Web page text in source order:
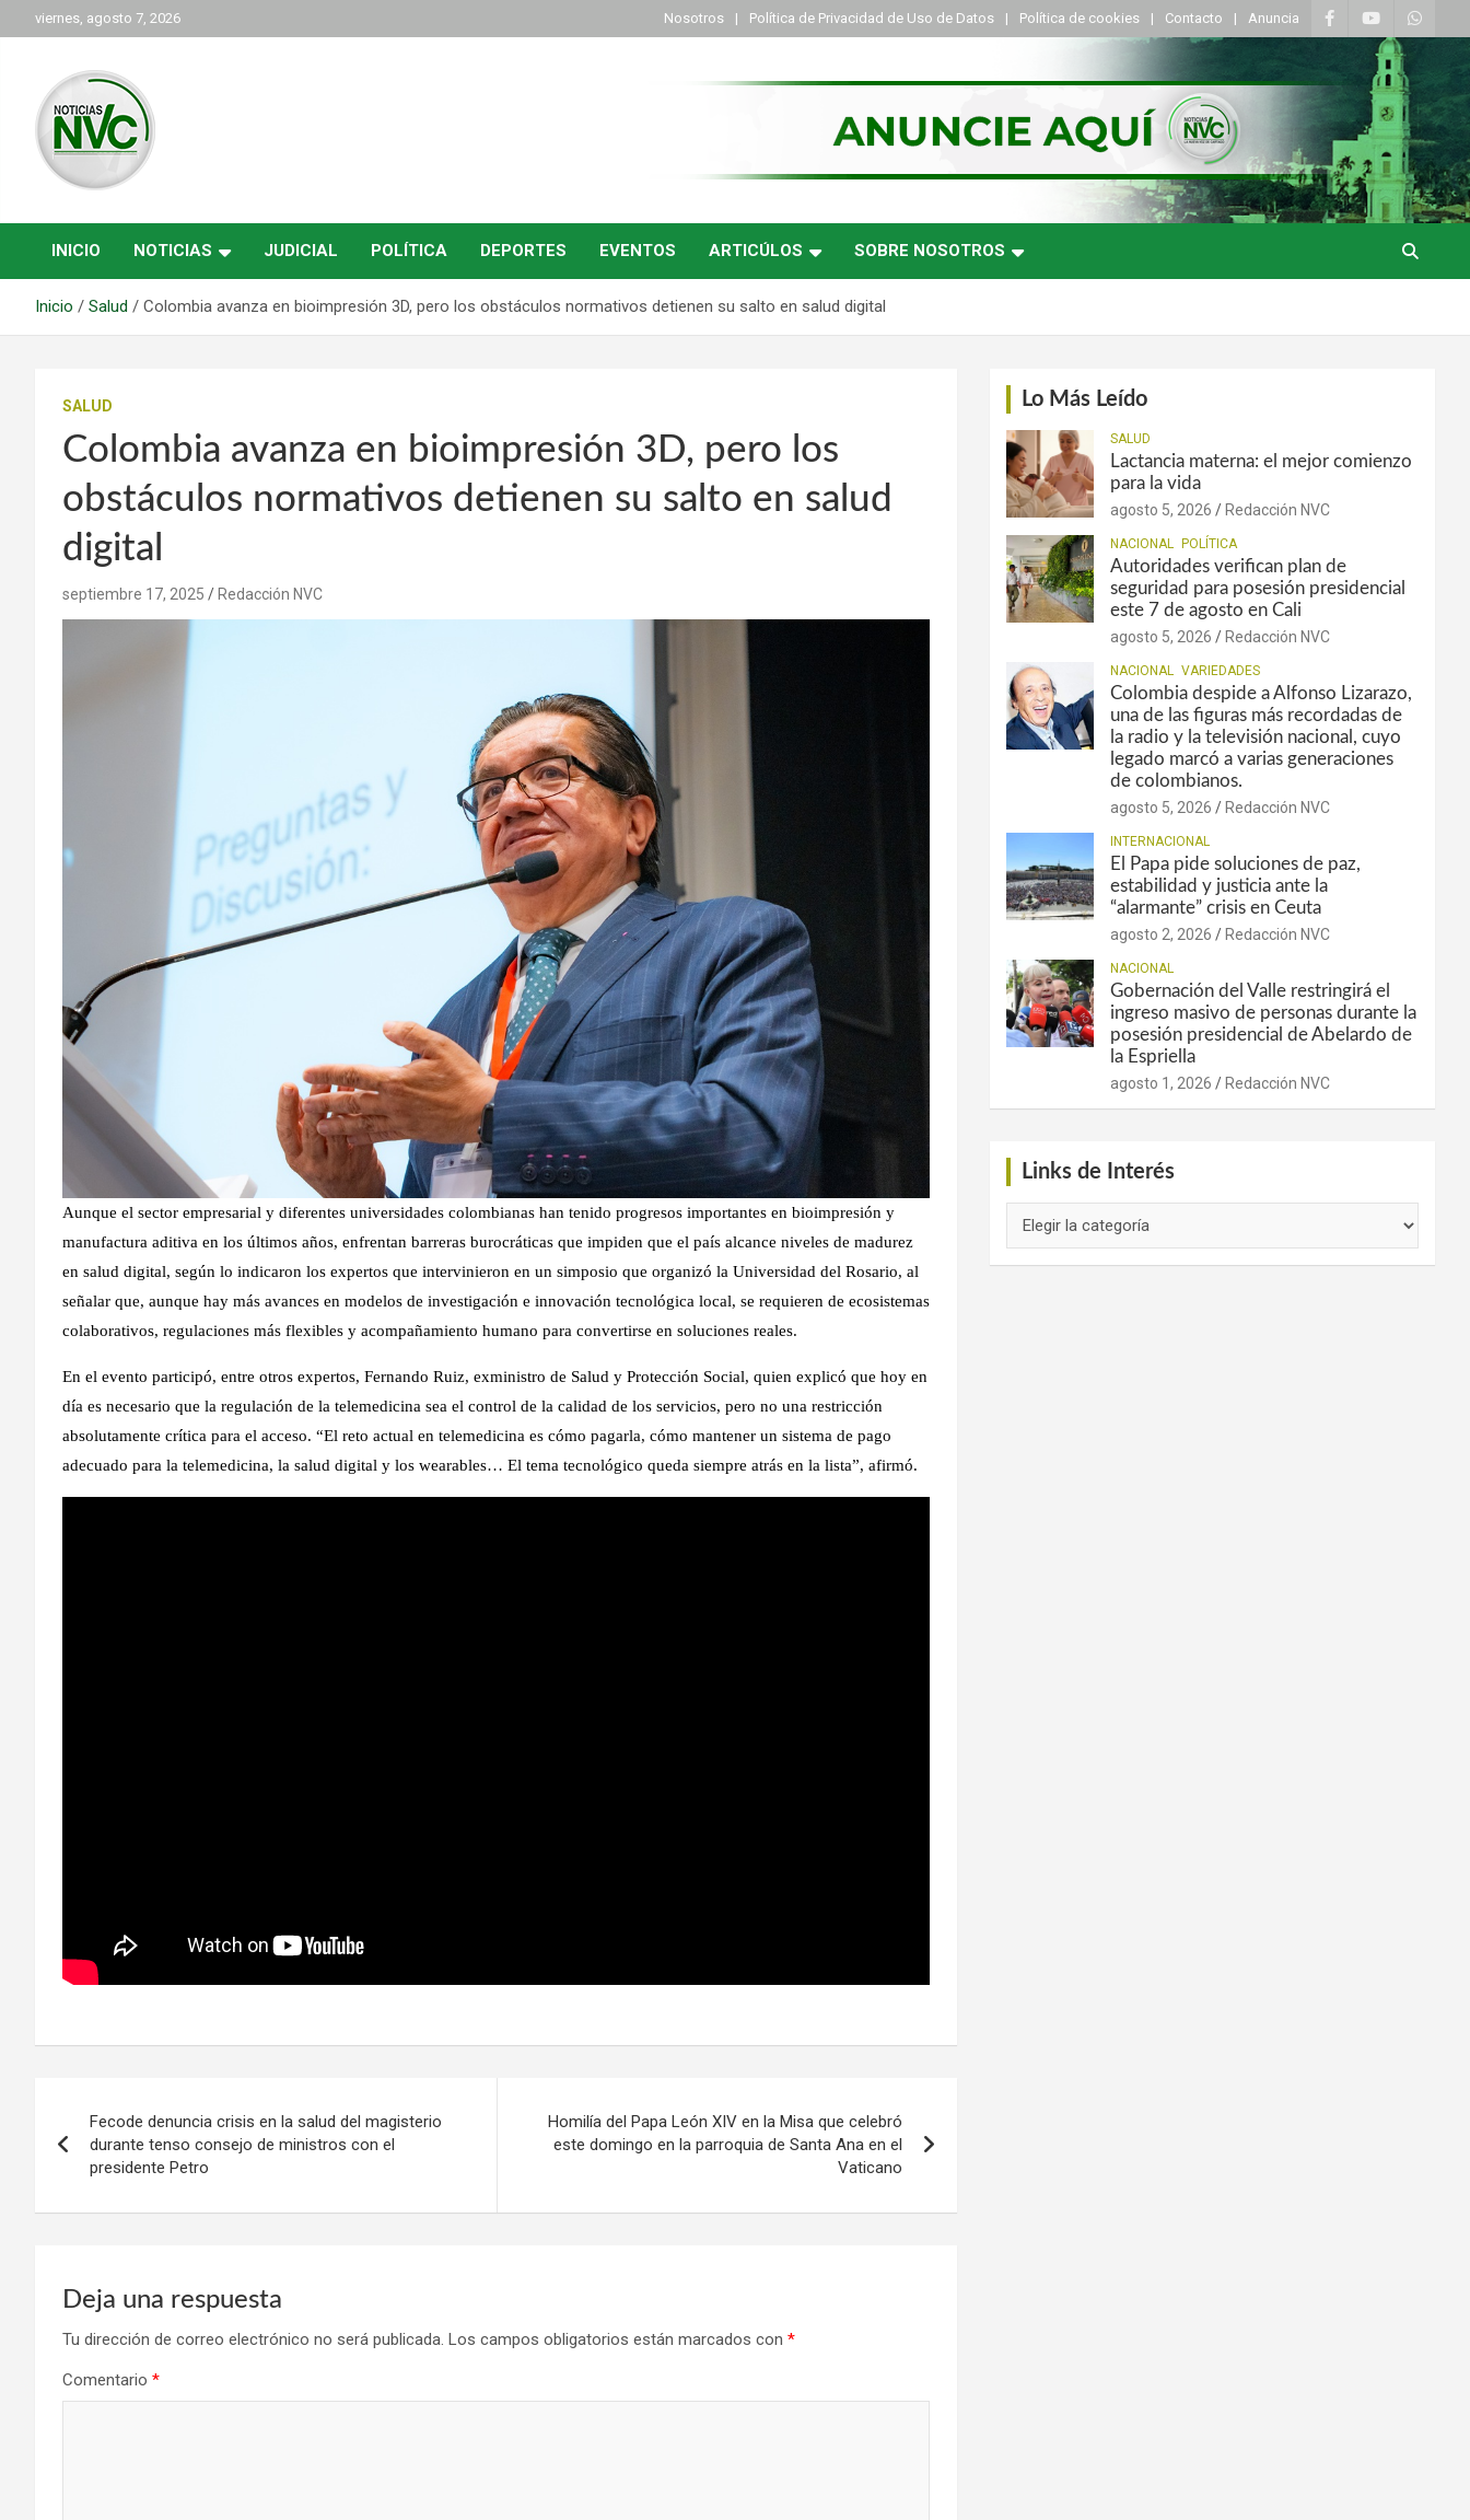
al
viernes, agosto 7, 2026 Nosotros Política de Privacidad de Uso de Datos Política de cookies Contacto Anuncia
NVC Noticias
INICIO NOTICIAS JUDICIAL POLÍTICA DEPORTES EVENTOS ARTICÚLOS SOBRE NOSOTROS
Inicio Salud Colombia avanza en bioimpresión 3D, pero los obstáculos normativos detienen su salto en salud digital
SALUD
Colombia avanza en bioimpresión 3D, pero los
obstáculos normativos detienen su salto en salud
digital
septiembre 17, 2025 Redacción NVC
Aunque el sector empresarial y diferentes universidades colombianas han tenido progresos importantes en bioimpresión y
manufactura aditiva en los últimos años, enfrentan barreras burocráticas que impiden que el país alcance niveles de madurez
en salud digital, según lo indicaron los expertos que intervinieron en un simposio que organizó la Universidad del Rosario, al
señalar que, aunque hay más avances en modelos de investigación e innovación tecnológica local, se requieren de ecosistemas
colaborativos, regulaciones más flexibles y acompañamiento humano para convertirse en soluciones reales.
En el evento participó, entre otros expertos, Fernando Ruiz, exministro de Salud y Protección Social, quien explicó que hoy en
día es necesario que la regulación de la telemedicina sea el control de la calidad de los servicios, pero no una restricción
absolutamente crítica para el acceso. “El reto actual en telemedicina es cómo pagarla, cómo mantener un sistema de pago
adecuado para la telemedicina, la salud digital y los wearables… El tema tecnológico queda siempre atrás en la lista”, afirmó.
de
entradas
Fecode denuncia crisis en la salud del magisterio
durante tenso consejo de ministros con el
presidente Petro
Homilía del Papa León XIV en la Misa que celebró
este domingo en la parroquia de Santa Ana en el
Vaticano
Deja una respuesta
Tu dirección de correo electrónico no será publicada. Los campos obligatorios están marcados con *
Comentario *
Lo Más Leído
SALUD
Lactancia materna: el mejor comienzo
para la vida
agosto 5, 2026 Redacción NVC
NACIONAL POLÍTICA
Autoridades verifican plan de
seguridad para posesión presidencial
este 7 de agosto en Cali
agosto 5, 2026 Redacción NVC
NACIONAL VARIEDADES
Colombia despide a Alfonso Lizarazo,
una de las figuras más recordadas de
la radio y la televisión nacional, cuyo
legado marcó a varias generaciones
de colombianos.
agosto 5, 2026 Redacción NVC
INTERNACIONAL
El Papa pide soluciones de paz,
estabilidad y justicia ante la
“alarmante” crisis en Ceuta
agosto 2, 2026 Redacción NVC
NACIONAL
Gobernación del Valle restringirá el
ingreso masivo de personas durante la
posesión presidencial de Abelardo de
la Espriella
agosto 1, 2026 Redacción NVC
Links de Interés
de